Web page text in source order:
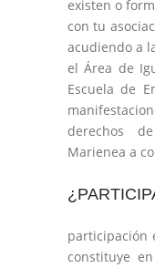
existen o
con tu
acudiendo a
el Área de
Escuela de
derechos
Marienea a
participación
constituye